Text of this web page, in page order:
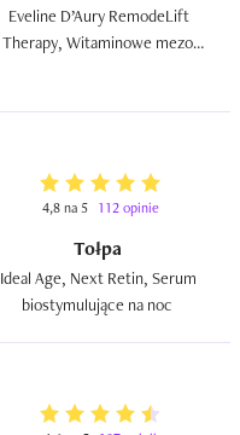
Eveline D’Aury RemodeLift
Therapy, Witaminowe mezo-
4,8 na 5 112 opinie
Tołpa
Ideal Age, Next Retin, Serum